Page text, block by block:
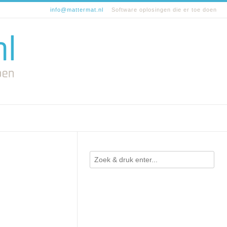
info@mattermat.nl Software oplosingen die er toe doen